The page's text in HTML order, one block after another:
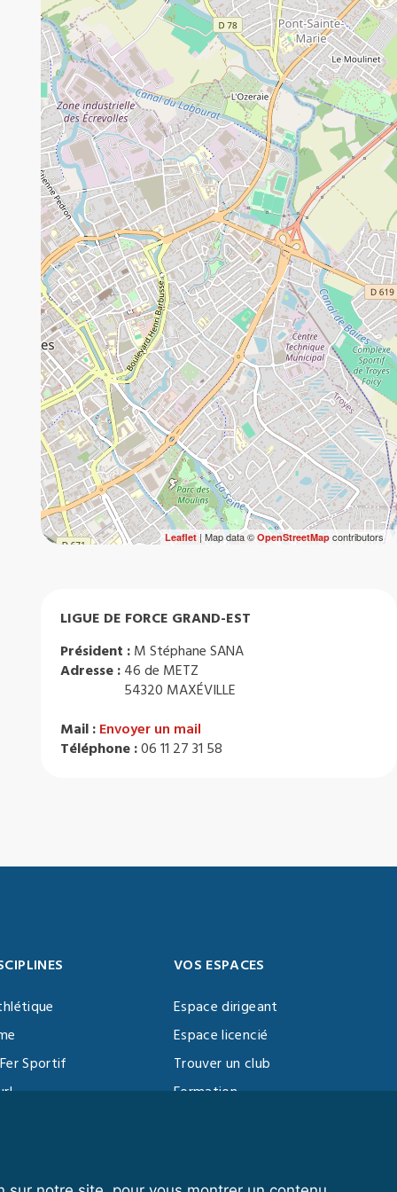
Leaflet| Map data © OpenStreetMapcontributors
LIGUE DE FORCE GRAND-EST
Président : M Stéphane SANA
Adresse : 46 de METZ
54320 MAXÉVILLE
Mail : Envoyer un mail
Téléphone :06 11 27 31 58
Sportif
VOS ESPACES
Espace dirigeant
Espace licencié
Trouver un club
Formation